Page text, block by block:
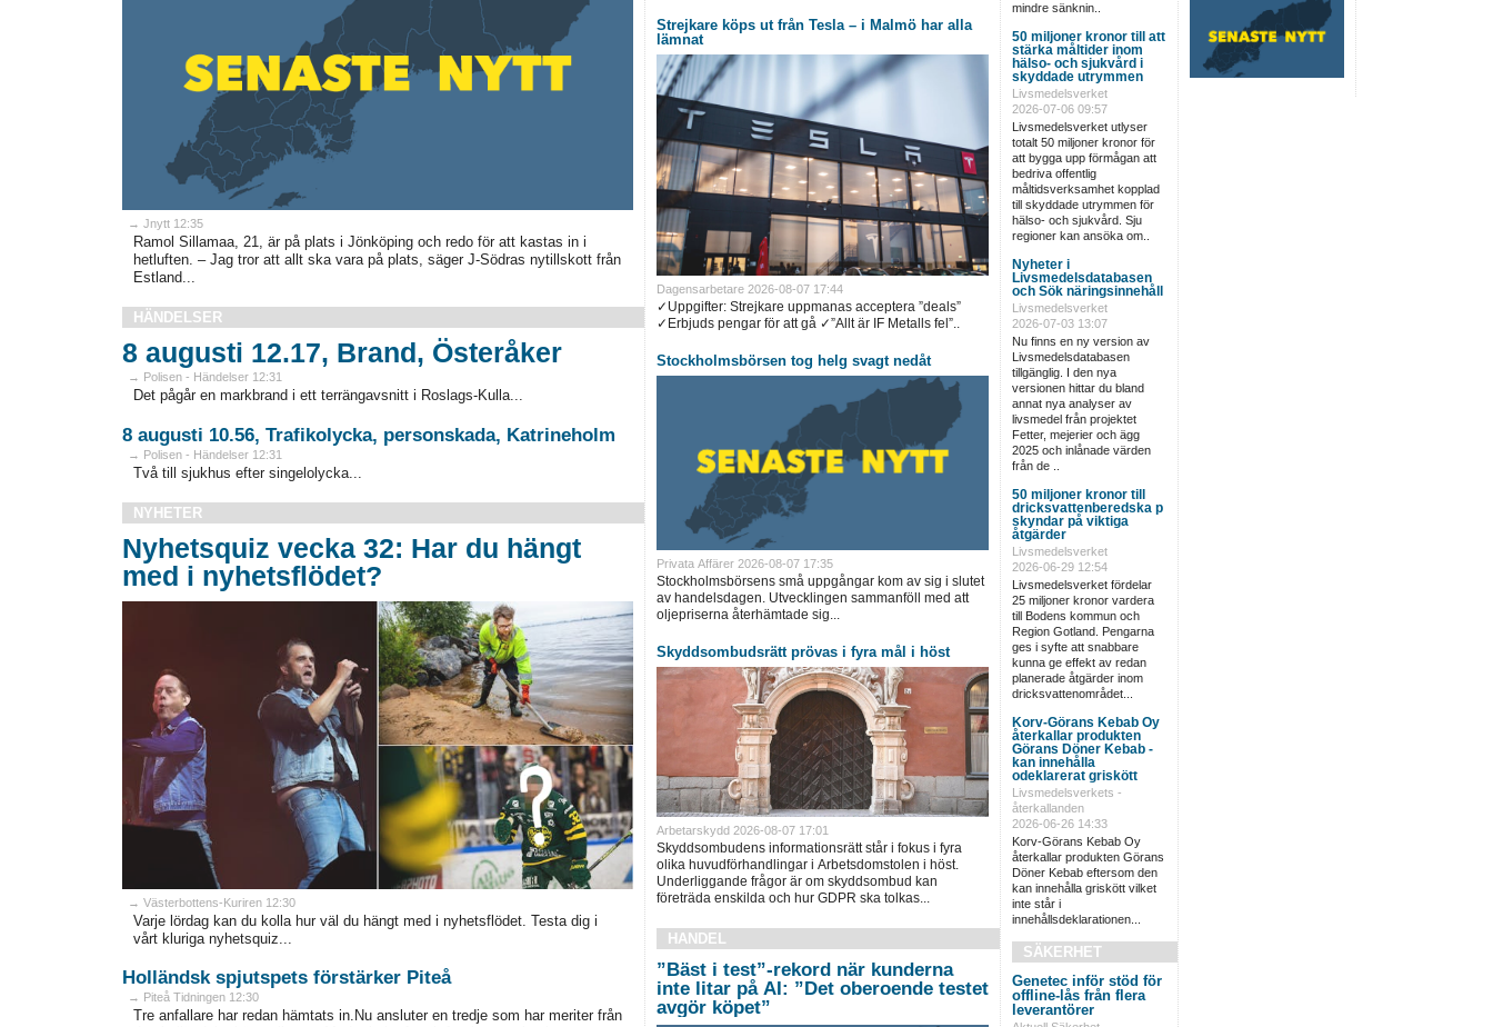
→ Jnytt 12:35
Ramol Sillamaa, 21, är på plats i Jönköping och redo för att kastas in i
hetluften. – Jag tror att allt ska vara på plats, säger J-Södras nytillskott från
Estland...
HÄNDELSER
8 augusti 12.17, Brand, Österåker
→ Polisen - Händelser 12:31
Det pågår en markbrand i ett terrängavsnitt i Roslags-Kulla...
8 augusti 10.56, Trafikolycka, personskada, Katrineholm
→ Polisen - Händelser 12:31
Två till sjukhus efter singelolycka...
NYHETER
Nyhetsquiz vecka 32: Har du hängt
med i nyhetsflödet?
→ Västerbottens-Kuriren 12:30
Varje lördag kan du kolla hur väl du hängt med i nyhetsflödet. Testa dig i
vårt kluriga nyhetsquiz...
Holländsk spjutspets förstärker Piteå
→ Piteå Tidningen 12:30
Tre anfallare har redan hämtats in.Nu ansluter en tredje som har meriter från
Strejkare köps ut från Tesla – i Malmö har alla
lämnat
Dagensarbetare 2026-08-07 17:44
✓Uppgifter: Strejkare uppmanas acceptera ”deals”
✓Erbjuds pengar för att gå ✓”Allt är IF Metalls fel”..
Stockholmsbörsen tog helg svagt nedåt
Privata Affärer 2026-08-07 17:35
Stockholmsbörsens små uppgångar kom av sig i slutet
av handelsdagen. Utvecklingen sammanföll med att
oljepriserna återhämtade sig...
Skyddsombudsrätt prövas i fyra mål i höst
Arbetarskydd 2026-08-07 17:01
Skyddsombudens informationsrätt står i fokus i fyra
olika huvudförhandlingar i Arbetsdomstolen i höst.
Underliggande frågor är om skyddsombud kan
företräda enskilda och hur GDPR ska tolkas...
HANDEL
”Bäst i test”-rekord när kunderna
inte litar på AI: ”Det oberoende testet
avgör köpet”
mindre sänknin..
50 miljoner kronor till att
stärka måltider inom
hälso- och sjukvård i
skyddade utrymmen
Livsmedelsverket
2026-07-06 09:57
Livsmedelsverket utlyser
totalt 50 miljoner kronor för
att bygga upp förmågan att
bedriva offentlig
måltidsverksamhet kopplad
till skyddade utrymmen för
hälso- och sjukvård. Sju
regioner kan ansöka om..
Nyheter i
Livsmedelsdatabasen
och Sök näringsinnehåll
Livsmedelsverket
2026-07-03 13:07
Nu finns en ny version av
Livsmedelsdatabasen
tillgänglig. I den nya
versionen hittar du bland
annat nya analyser av
livsmedel från projektet
Fetter, mejerier och ägg
2025 och inlånade värden
från de ..
50 miljoner kronor till
dricksvattenberedska p
skyndar på viktiga
åtgärder
Livsmedelsverket
2026-06-29 12:54
Livsmedelsverket fördelar
25 miljoner kronor vardera
till Bodens kommun och
Region Gotland. Pengarna
ges i syfte att snabbare
kunna ge effekt av redan
planerade åtgärder inom
dricksvattenområdet...
Korv-Görans Kebab Oy
återkallar produkten
Görans Döner Kebab -
kan innehålla
odeklarerat griskött
Livsmedelsverkets -
återkallanden
2026-06-26 14:33
Korv-Görans Kebab Oy
återkallar produkten Görans
Döner Kebab eftersom den
kan innehålla griskött vilket
inte står i
innehållsdeklarationen...
SÄKERHET
Genetec inför stöd för
offline-lås från flera
leverantörer